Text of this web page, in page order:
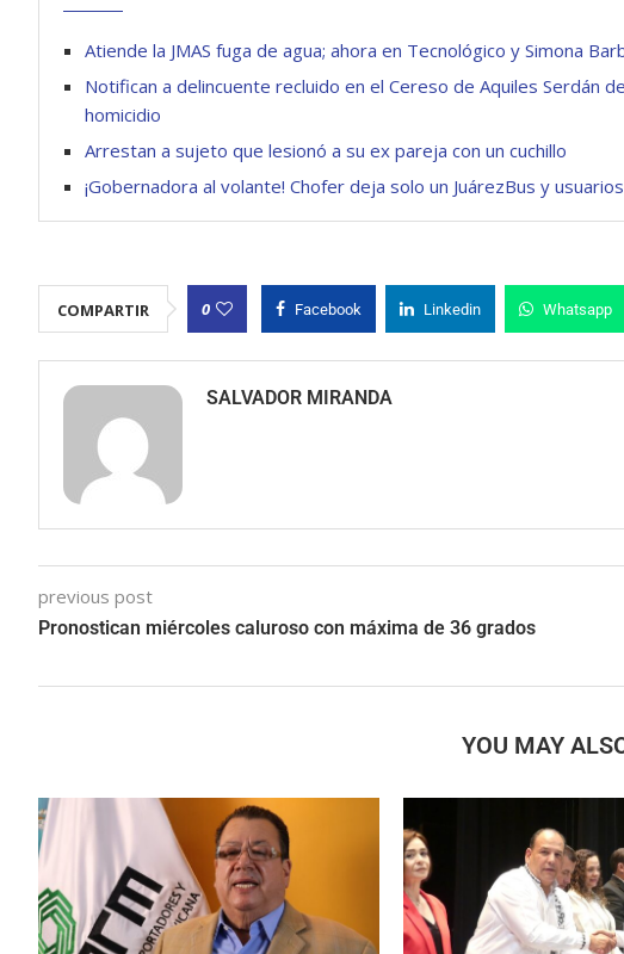
Atiende la JMAS fuga de agua; ahora en Tecnológico y Simona
Notifican a delincuente recluido en el Cereso de Aquiles Serdán
homicidio
Arrestan a sujeto que lesionó a su ex pareja con un cuchillo
¡Gobernadora al volante! Chofer deja solo un JuárezBus y
COMPARTIR 0 Facebook Linkedin Whatsapp
SALVADOR MIRANDA
previous post
Pronostican miércoles caluroso con máxima de 36 grados
YOU MAY